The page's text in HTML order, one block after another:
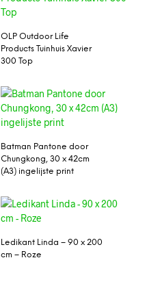
OLP Outdoor Life
Products Tuinhuis Xavier
300 Top
Batman Pantone door
Chungkong, 30 x 42cm
(A3) ingelijste print
Ledikant Linda – 90 x 200
cm – Roze